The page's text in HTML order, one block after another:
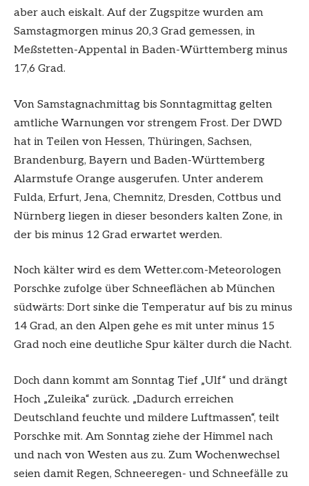
aber auch eiskalt. Auf der Zugspitze wurden am
Samstagmorgen minus 20,3 Grad gemessen, in
Meßstetten-Appental in Baden-Württemberg minus
17,6 Grad.
Von Samstagnachmittag bis Sonntagmittag gelten
amtliche Warnungen vor strengem Frost. Der DWD
hat in Teilen von Hessen, Thüringen, Sachsen,
Brandenburg, Bayern und Baden-Württemberg
Alarmstufe Orange ausgerufen. Unter anderem
Fulda, Erfurt, Jena, Chemnitz, Dresden, Cottbus und
Nürnberg liegen in dieser besonders kalten Zone, in
der bis minus 12 Grad erwartet werden.
Noch kälter wird es dem Wetter.com-Meteorologen
Porschke zufolge über Schneeflächen ab München
südwärts: Dort sinke die Temperatur auf bis zu minus
14 Grad, an den Alpen gehe es mit unter minus 15
Grad noch eine deutliche Spur kälter durch die Nacht.
Doch dann kommt am Sonntag Tief „Ulf“ und drängt
Hoch „Zuleika“ zurück. „Dadurch erreichen
Deutschland feuchte und mildere Luftmassen“, teilt
Porschke mit. Am Sonntag ziehe der Himmel nach
und nach von Westen aus zu. Zum Wochenwechsel
seien damit Regen, Schneeregen- und Schneefälle zu